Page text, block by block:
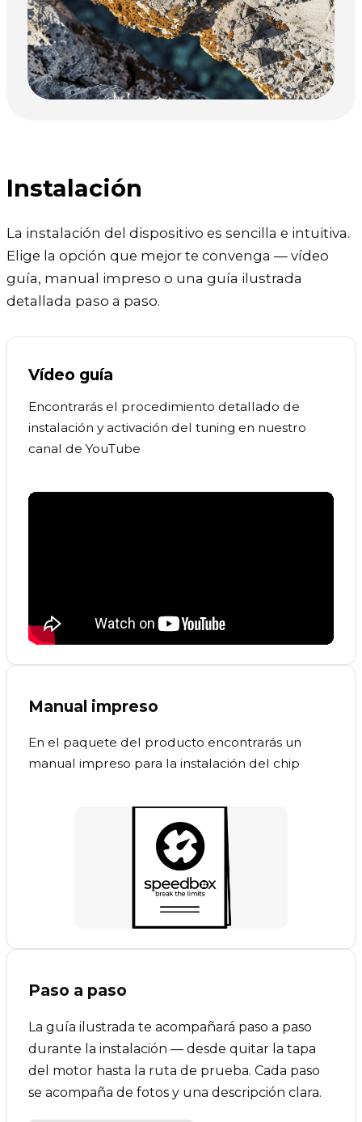
Instalación
La instalación del dispositivo es sencilla e intuitiva.
Elige la opción que mejor te convenga — vídeo
guía, manual impreso o una guía ilustrada
detallada paso a paso.
Vídeo guía
Encontrarás el procedimiento detallado de
instalación y activación del tuning en nuestro
canal de YouTube
Manual impreso
En el paquete del producto encontrarás un
manual impreso para la instalación del chip
Paso a paso
La guía ilustrada te acompañará paso a paso
durante la instalación — desde quitar la tapa
del motor hasta la ruta de prueba. Cada paso
se acompaña de fotos y una descripción clara.